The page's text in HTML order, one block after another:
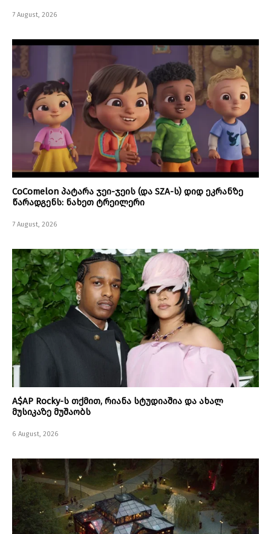
7 August, 2026
CoComelon პატარა ჯეი-ჯეის (და SZA-ს) დიდ ეკრანზე
წარადგენს: ნახეთ ტრეილერი
7 August, 2026
A$AP Rocky-ს თქმით, რიანა სტუდიაშია და ახალ
მუსიკაზე მუშაობს
6 August, 2026